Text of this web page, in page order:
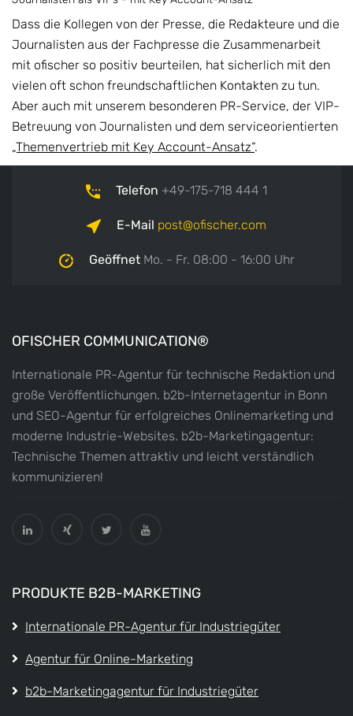
Dass die Kollegen von der Presse, die Redakteure und die
Journalisten aus der Fachpresse die Zusammenarbeit
mit ofischer so positiv beurteilen, hat sicherlich mit den
vielen oft schon freundschaftlichen Kontakten zu tun.
Aber auch mit unserem besonderen PR-Service, der VIP-
Betreuung von Journalisten und dem serviceorientierten
„Themenvertrieb mit Key Account-Ansatz“.
Telefon +49-175-718 444 1
E-Mail post ofischer.com
GeöffnetMo. - Fr. 08:00 - 16:00 Uhr
OFISCHER COMMUNICATION®
Internationale PR-Agentur für technische Redaktion und
große Veröffentlichungen. b2b-Internetagentur in Bonn
und SEO-Agentur für erfolgreiches Onlinemarketing und
moderne Industrie-Websites. b2b-Marketingagentur:
Technische Themen attraktiv und leicht verständlich
kommunizieren!
PRODUKTE B2B-MARKETING
Internationale PR-Agentur für Industriegüter
Agentur für Online-Marketing
b2b-Marketingagentur für Industriegüter